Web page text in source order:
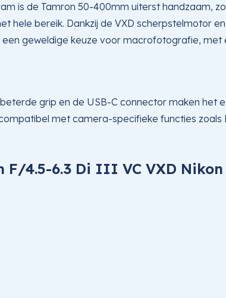
is de Tamron 50-400mm uiterst handzaam,
hele bereik. Dankzij de VXD scherpstelmotor
geweldige keuze voor macrofotografie,
grip en de USB-C connector maken het
met camera-specifieke functies
4.5-6.3 Di III VC VXD Nikon